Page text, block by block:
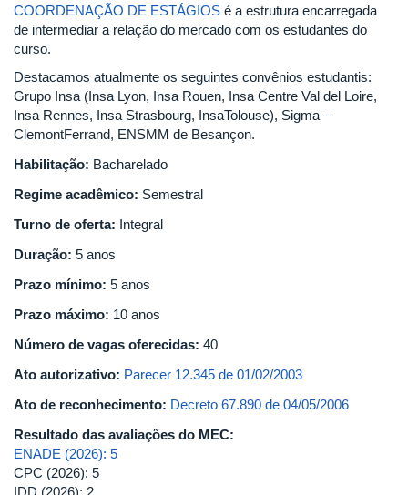
COORDENAÇÃO DE ESTÁGIOS é a estrutura encarregada
de intermediar a relação do mercado com os estudantes do
curso.
Destacamos atualmente os seguintes convênios estudantis:
Grupo Insa (Insa Lyon, Insa Rouen, Insa Centre Val del Loire,
Insa Rennes, Insa Strasbourg, InsaTolouse), Sigma –
ClemontFerrand, ENSMM de Besançon.
Habilitação: Bacharelado
Regime acadêmico: Semestral
Turno de oferta: Integral
Duração: 5 anos
Prazo mínimo: 5 anos
Prazo máximo: 10 anos
Número de vagas oferecidas: 40
Ato autorizativo: Parecer 12.345 de 01/02/2003
Ato de reconhecimento: Decreto 67.890 de 04/05/2006
Resultado das avaliações do MEC:
ENADE (2026): 5
CPC (2026): 5